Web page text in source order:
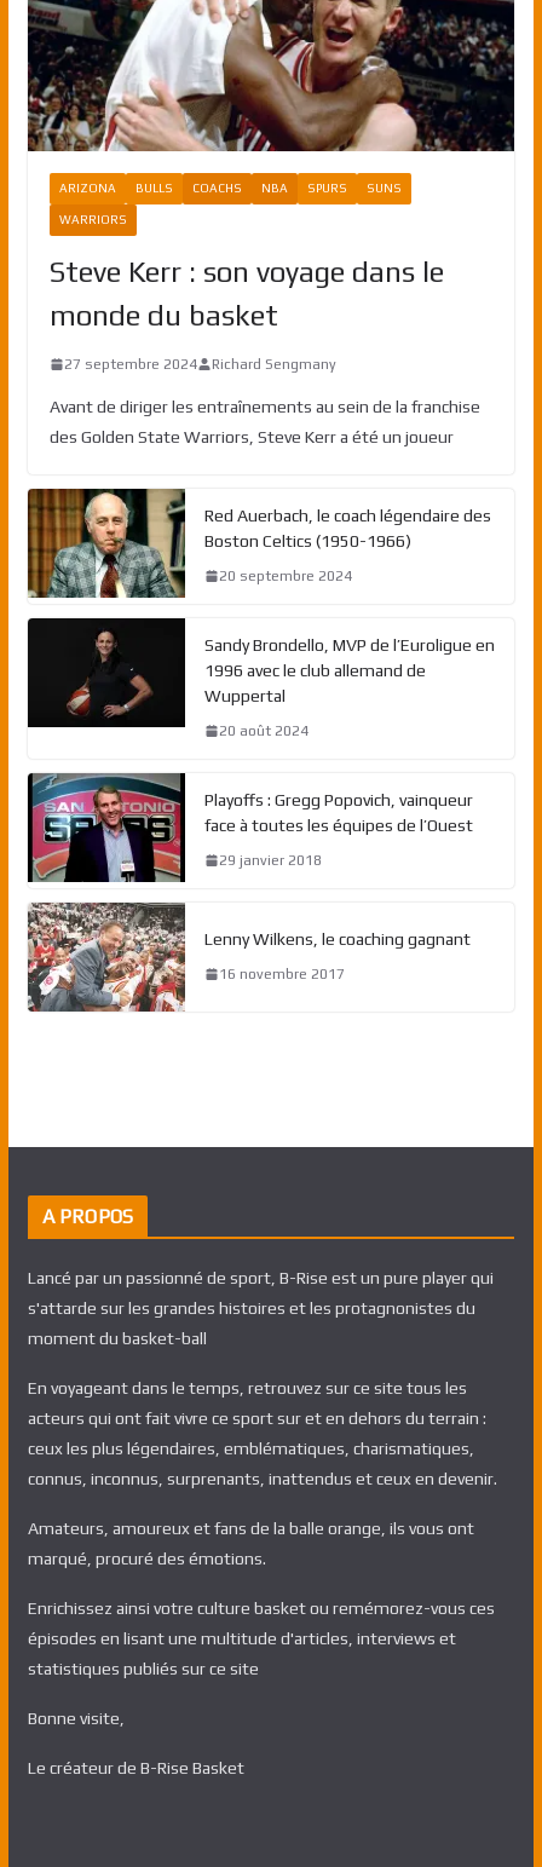
ARIZONA BULLS COACHS NBA SPURS SUNS
WARRIORS
Steve Kerr : son voyage dans le
monde du basket
27 septembre 2024 Richard Sengmany
Avant de diriger les entraînements au sein de la franchise
des Golden State Warriors, Steve Kerr a été un joueur
Red Auerbach, le coach légendaire des
Boston Celtics (1950-1966)
20 septembre 2024
Sandy Brondello, MVP de l’Euroligue en
1996 avec le club allemand de
Wuppertal
20 août 2024
Playoffs : Gregg Popovich, vainqueur
face à toutes les équipes de l’Ouest
29 janvier 2018
Lenny Wilkens, le coaching gagnant
16 novembre 2017
A PROPOS
Lancé par un passionné de sport, B-Rise est un pure player qui
s'attarde sur les grandes histoires et les protagnonistes du
moment du basket-ball
En voyageant dans le temps, retrouvez sur ce site tous les
acteurs qui ont fait vivre ce sport sur et en dehors du terrain :
ceux les plus légendaires, emblématiques, charismatiques,
connus, inconnus, surprenants, inattendus et ceux en devenir.
Amateurs, amoureux et fans de la balle orange, ils vous ont
marqué, procuré des émotions.
Enrichissez ainsi votre culture basket ou remémorez-vous ces
épisodes en lisant une multitude d'articles, interviews et
statistiques publiés sur ce site
Bonne visite,
Le créateur de B-Rise Basket